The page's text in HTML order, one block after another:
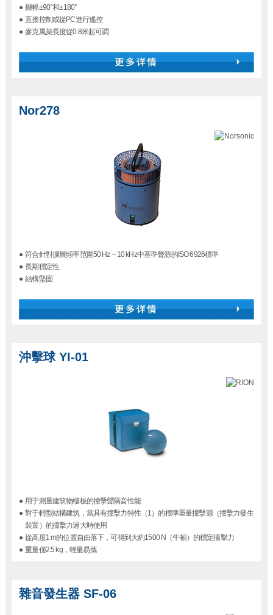
● 擺幅±90°和±180°
● 直接控制或從PC進行遙控
● 麥克風架長度從0.8米起可調
Nor278
● 符合針對擴展頻率范圍50 Hz－10 kHz中基準聲源的ISO 6926標準
● 長期穩定性
● 結構堅固
沖擊球 YI-01
● 用于測量建筑物樓板的撞擊聲隔音性能
● 對于輕型結構建筑，當具有撞擊力特性（1）的標準重量撞擊源（撞擊力發生
裝置）的撞擊力過大時使用
● 從高度1 m的位置自由落下，可得到大約1500 N（牛頓）的穩定撞擊力
● 重量僅2.5 kg，輕量易攜
雜音發生器 SF-06